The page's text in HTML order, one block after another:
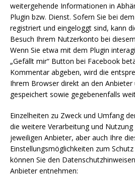
weitergehende Informationen in
Plugin bzw. Dienst. Sofern Sie bei
registriert und eingeloggt sind, kann
Besuch Ihrem Nutzerkonto bei
Wenn Sie etwa mit dem Plugin
„Gefällt mir“ Button bei Facebook
Kommentar abgeben, wird die
Ihrem Browser direkt an den
gespeichert sowie gegebenenfalls
Einzelheiten zu Zweck und Umfang
die weitere Verarbeitung und
jeweiligen Anbieter, aber auch Ihre
Einstellungsmöglichkeiten zum
können Sie den
Anbieter entnehmen: